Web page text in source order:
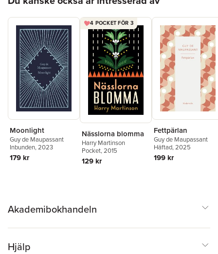
Hårnålen
Ånger
Historien om en bondpiga
Olivlunden.
Elizabeth Braddon,
Georges Rodenbach,
Gustav Nicolai
Moonlight
Guy de Maupassant
Inbunden, 2023
179 kr
4 POCKET FÖR 3
Nässlorna blomma
Harry Martinson
Pocket, 2015
129 kr
Fettpärlan
Guy de Maupassant
Häftad, 2025
199 kr
Akademibokhandeln
Hjälp